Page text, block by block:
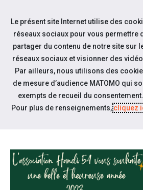
Aller au contenu
Notre actualité
DÉCOUVREZ LES
Le présent site Internet utilise des
réseaux sociaux pour vous permettre
partager du contenu de notre site sur
réseaux sociaux et visionner des
Par ailleurs, nous utilisons des
de mesure d’audience MATOMO qui
exempts de recueil du consentement.
Pour plus de renseignements,cliquez